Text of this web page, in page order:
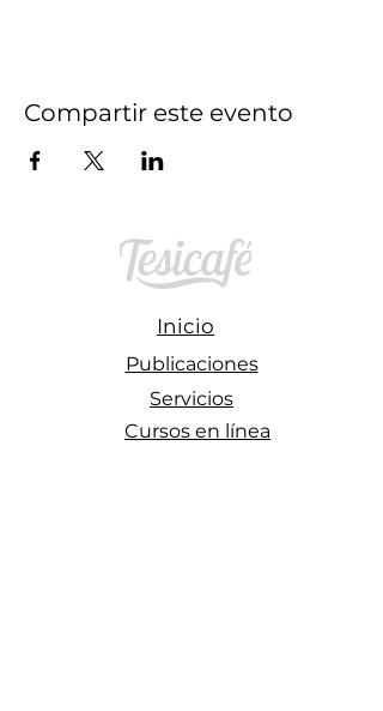
Compartir este evento
Inicio
Publicaciones
Servicios
Cursos en línea